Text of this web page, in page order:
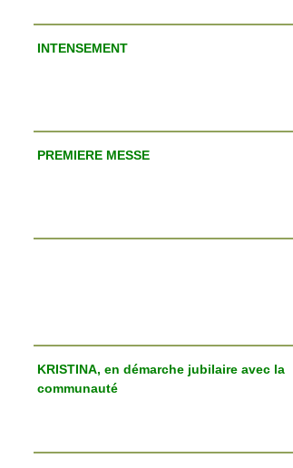
INTENSEMENT
PREMIERE MESSE
KRISTINA, en démarche jubilaire avec la
communauté